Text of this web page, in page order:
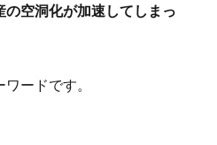
の空洞化が加速してしまっ
ードです。